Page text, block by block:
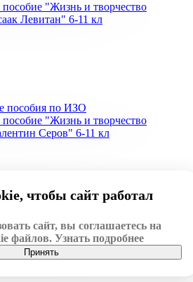
"Жизнь и творчество
Левитан" 6-11 кл
пособия по ИЗО
"Жизнь и творчество
Серов" 6-11 кл
пособия по ИЗО
пособие "Жизнь и творчество
Куинджи" 6-11 кл
чтобы сайт работал
сайт, вы соглашаетесь на
файлов. Узнать подробнее
Принять